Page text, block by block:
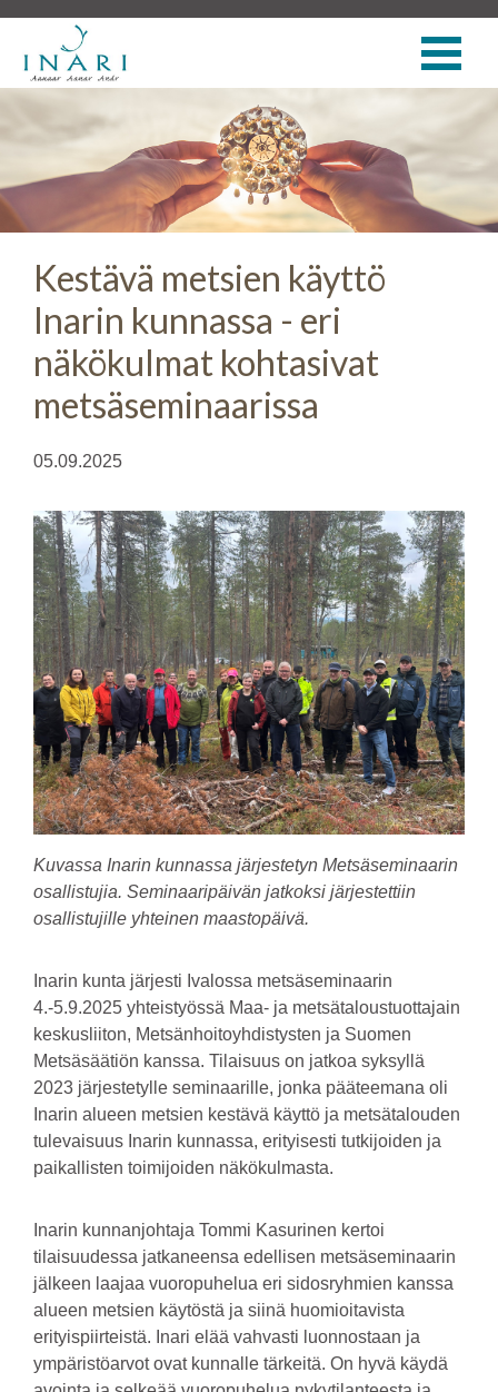
Kestävä metsien käyttö
Inarin kunnassa - eri
näkökulmat kohtasivat
metsäseminaarissa
05.09.2025
Kuvassa Inarin kunnassa järjestetyn Metsäseminaarin
osallistujia. Seminaaripäivän jatkoksi järjestettiin
osallistujille yhteinen maastopäivä.
Inarin kunta järjesti Ivalossa metsäseminaarin
4.-5.9.2025 yhteistyössä Maa- ja metsätaloustuottajain
keskusliiton, Metsänhoitoyhdistysten ja Suomen
Metsäsäätiön kanssa. Tilaisuus on jatkoa syksyllä
2023 järjestetylle seminaarille, jonka pääteemana oli
Inarin alueen metsien kestävä käyttö ja metsätalouden
tulevaisuus Inarin kunnassa, erityisesti tutkijoiden ja
paikallisten toimijoiden näkökulmasta.
Inarin kunnanjohtaja Tommi Kasurinen kertoi
tilaisuudessa jatkaneensa edellisen metsäseminaarin
jälkeen laajaa vuoropuhelua eri sidosryhmien kanssa
alueen metsien käytöstä ja siinä huomioitavista
erityispiirteistä. Inari elää vahvasti luonnostaan ja
ympäristöarvot ovat kunnalle tärkeitä. On hyvä käydä